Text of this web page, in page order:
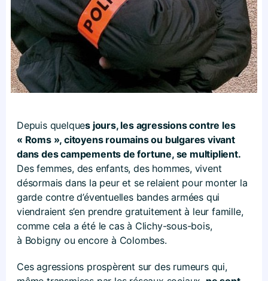
Depuis quelques jours, les agressions contre les
« Roms », citoyens roumains ou bulgares vivant
dans des campements de fortune, se multiplient.
Des femmes, des enfants, des hommes, vivent
désormais dans la peur et se relaient pour monter la
garde contre d’éventuelles bandes armées qui
viendraient s’en prendre gratuitement à leur famille,
comme cela a été le cas à Clichy-sous-bois,
à Bobigny ou encore à Colombes.
Ces agressions prospèrent sur des rumeurs qui,